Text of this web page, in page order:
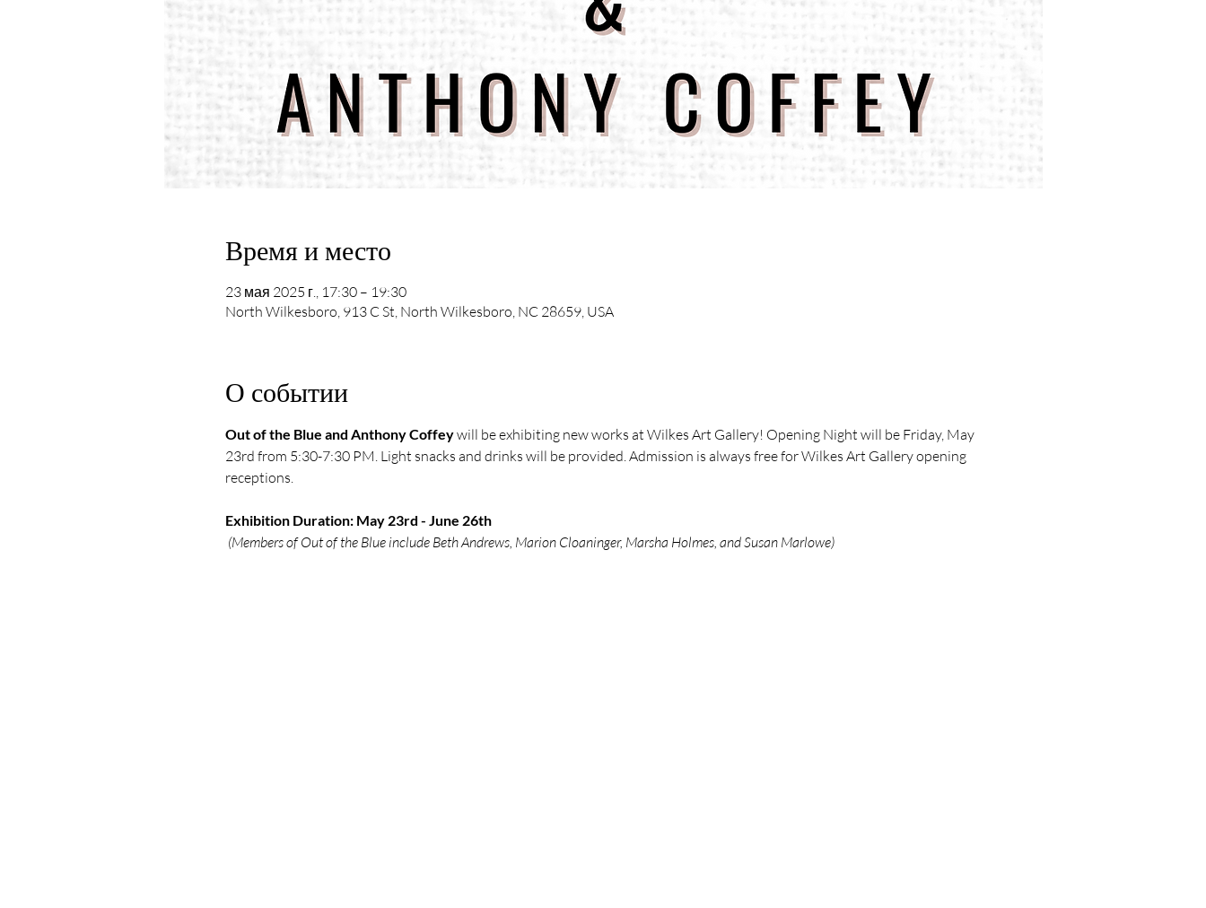
Время и место
23 мая 2025 г., 17:30 – 19:30
North Wilkesboro, 913 C St, North Wilkesboro, NC 28659, USA
О событии
Out of the Blue and Anthony Coffey will be exhibiting new works at Wilkes Art Gallery! Opening Night will be Friday, May
23rd from 5:30-7:30 PM. Light snacks and drinks will be provided. Admission is always free for Wilkes Art Gallery opening
receptions.
Exhibition Duration: May 23rd - June 26th
(Members of Out of the Blue include Beth Andrews, Marion Cloaninger, Marsha Holmes, and Susan Marlowe)